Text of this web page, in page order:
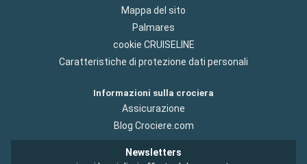
Mappa del sito
Palmares
cookie CRUISELINE
Caratteristiche di protezione dati personali
Informazioni sulla crociera
Assicurazione
Blog Crociere.com
Newsletters